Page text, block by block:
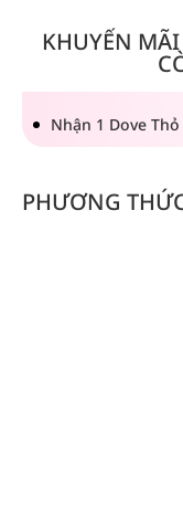
KHUYẾN
Nhận 1 Dove
PHƯƠNG